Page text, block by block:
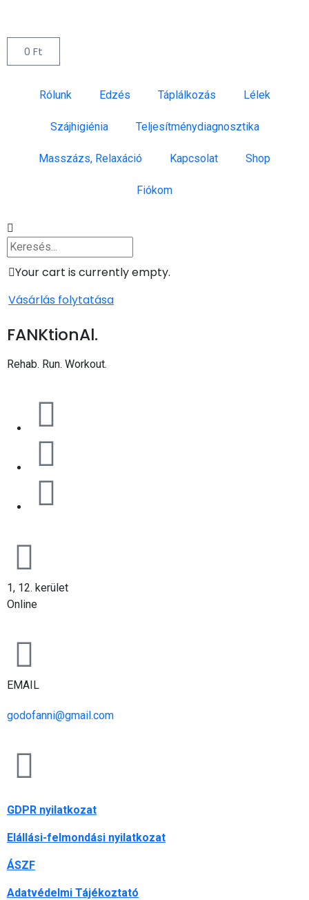
0 Ft
Rólunk Edzés Táplálkozás Lélek
Szájhigiénia Teljesítménydiagnosztika
Masszázs, Relaxáció Kapcsolat Shop
Fiókom
Your cart is currently empty.
Vásárlás folytatása
FANKtionAl.
Rehab. Run. Workout.
1, 12. kerület
Online
EMAIL
godofanni@gmail.com
GDPR nyilatkozat
Elállási-felmondási nyilatkozat
ÁSZF
Adatvédelmi Tájékoztató